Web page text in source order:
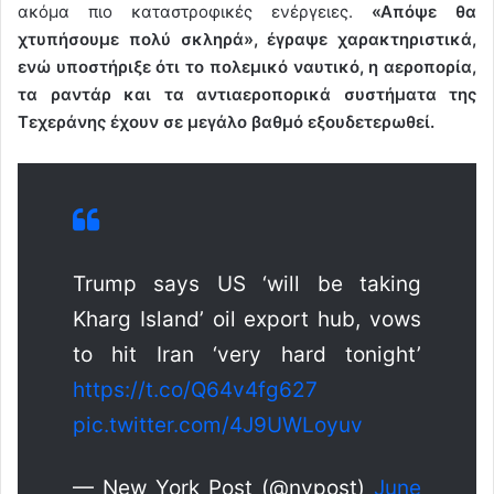
ακόμα πιο καταστροφικές ενέργειες. «Απόψε θα
χτυπήσουμε πολύ σκληρά», έγραψε χαρακτηριστικά,
ενώ υποστήριξε ότι το πολεμικό ναυτικό, η αεροπορία,
τα ραντάρ και τα αντιαεροπορικά συστήματα της
Τεχεράνης έχουν σε μεγάλο βαθμό εξουδετερωθεί.
Trump says US ‘will be taking
Kharg Island’ oil export hub, vows
to hit Iran ‘very hard tonight’
https://t.co/Q64v4fg627
pic.twitter.com/4J9UWLoyuv
— New York Post (@nypost) June